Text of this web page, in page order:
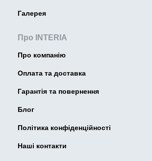
Галерея
Про INTERIA
Про компанію
Оплата та доставка
Гарантія та повернення
Блог
Політика конфіденційності
Наші контакти